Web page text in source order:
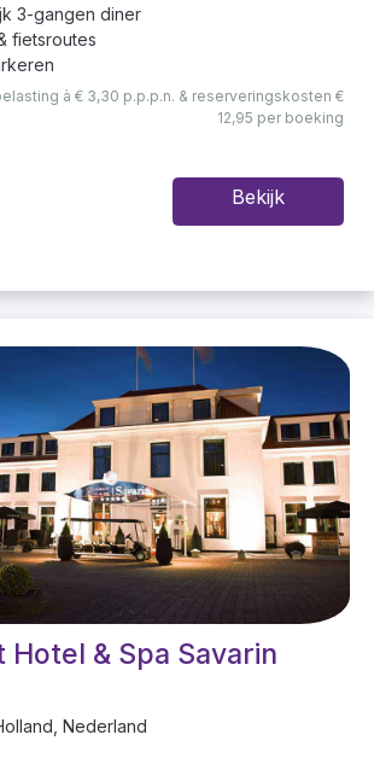
3-gangen diner
fietsroutes
à € 3,30 p.p.p.n. & reserveringskosten €
12,95 per boeking
Bekijk
Hotel & Spa Savarin
Nederland